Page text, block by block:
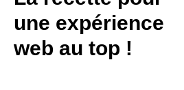
base complète pour les
gestion du risque ionisant.
Download the PDF file .